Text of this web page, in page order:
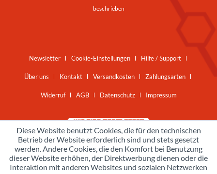
beschrieben
Newsletter Cookie-Einstellungen Hilfe / Support
Über uns Kontakt Versandkosten Zahlungsarten
Widerruf AGB Datenschutz Impressum
Diese Website benutzt Cookies, die für den technischen
Betrieb der Website erforderlich sind und stets gesetzt
werden. Andere Cookies, die den Komfort bei Benutzung
dieser Website erhöhen, der Direktwerbung dienen oder die
Interaktion mit anderen Websites und sozialen Netzwerken